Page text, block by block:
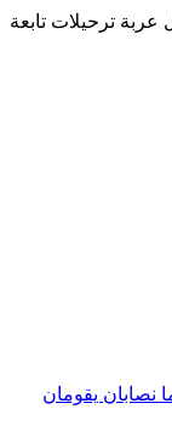
الفيلم بعد 30 يونيو 2013 داخل عربة ترحيلات تابعة
يقومان